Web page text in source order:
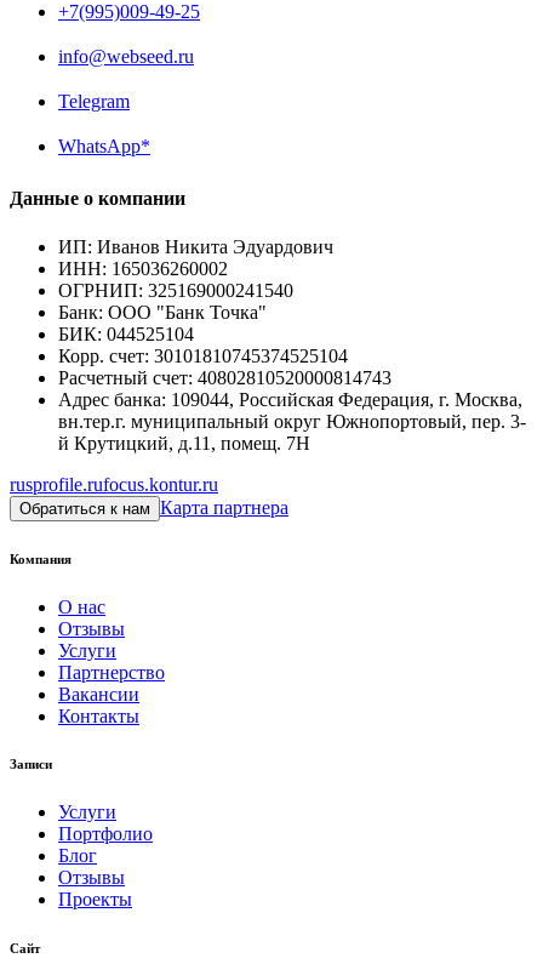
+7(995)009-49-25
info@webseed.ru
Telegram
WhatsApp*
Данные о компании
ИП: Иванов Никита Эдуардович
ИНН: 165036260002
ОГРНИП: 325169000241540
Банк: ООО "Банк Точка"
БИК: 044525104
Корр. счет: 30101810745374525104
Расчетный счет: 40802810520000814743
Адрес банка: 109044, Российская Федерация, г. Москва,
вн.тер.г. муниципальный округ Южнопортовый, пер. 3-
й Крутицкий, д.11, помещ. 7Н
rusprofile.rufocus.kontur.ru
Обратиться к нам Карта партнера
Компания
О нас
Отзывы
Услуги
Партнерство
Вакансии
Контакты
Записи
Услуги
Портфолио
Блог
Отзывы
Проекты
Сайт